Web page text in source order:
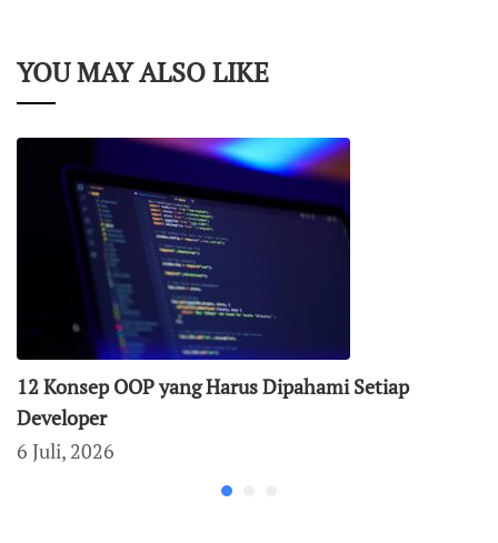
YOU MAY ALSO LIKE
12 Konsep OOP yang Harus Dipahami Setiap
Developer
6 Juli, 2026